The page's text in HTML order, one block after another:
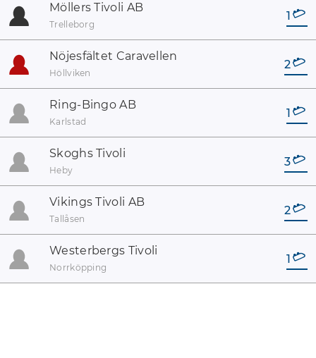
Möllers Tivoli AB
Trelleborg
1
Nöjesfältet Caravellen
Höllviken
2
Ring-Bingo AB
Karlstad
1
Skoghs Tivoli
Heby
3
Vikings Tivoli AB
Tallåsen
2
Westerbergs Tivoli
Norrköpping
1